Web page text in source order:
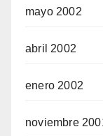
mayo 2002
abril 2002
enero 2002
noviembre